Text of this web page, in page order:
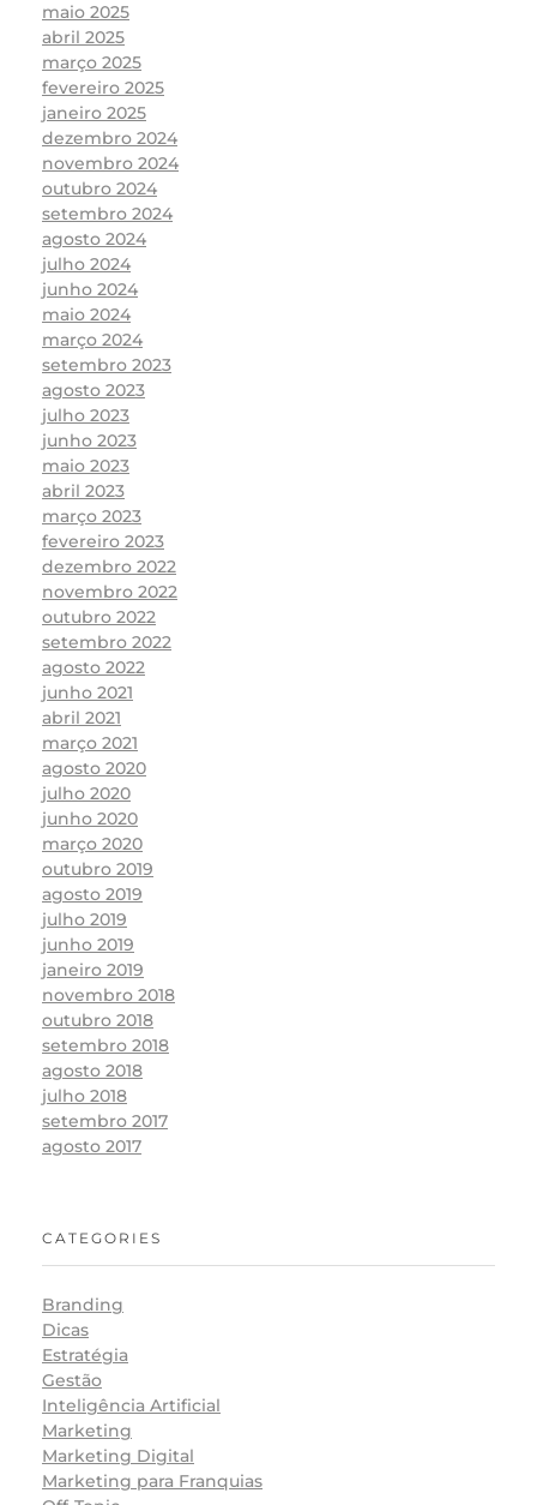
maio 2025
abril 2025
março 2025
fevereiro 2025
janeiro 2025
dezembro 2024
novembro 2024
outubro 2024
setembro 2024
agosto 2024
julho 2024
junho 2024
maio 2024
março 2024
setembro 2023
agosto 2023
julho 2023
junho 2023
maio 2023
abril 2023
março 2023
fevereiro 2023
dezembro 2022
novembro 2022
outubro 2022
setembro 2022
agosto 2022
junho 2021
abril 2021
março 2021
agosto 2020
julho 2020
junho 2020
março 2020
outubro 2019
agosto 2019
julho 2019
junho 2019
janeiro 2019
novembro 2018
outubro 2018
setembro 2018
agosto 2018
julho 2018
setembro 2017
agosto 2017
CATEGORIES
Branding
Dicas
Estratégia
Gestão
Inteligência Artificial
Marketing
Marketing Digital
Marketing para Franquias